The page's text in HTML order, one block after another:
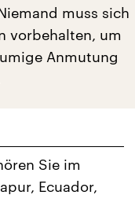
muss sich
vorbehalten, um
Anmutung
Sie im
Ecuador,